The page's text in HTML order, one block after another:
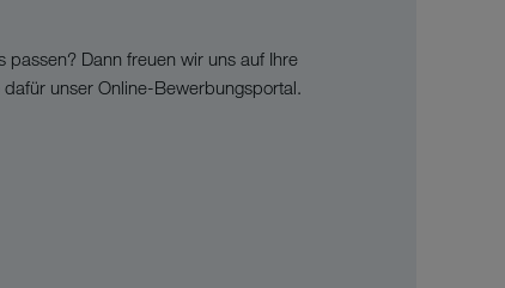
Dann freuen wir uns auf Ihre
unser Online-Bewerbungsportal.